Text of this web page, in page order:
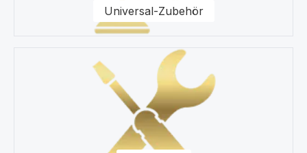
Universal-Zubehör